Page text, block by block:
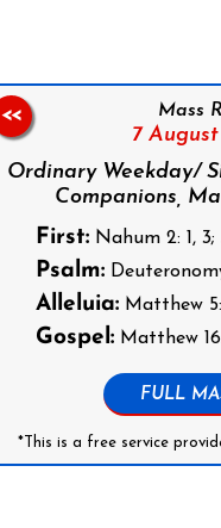
Mass
7 August
Ordinary Weekday/
Companions,
First:Nahum 2: 1, 3;
Psalm:
Alleluia:Matthew 5:
Gospel:Matthew
FULL
*This is a free service
<<